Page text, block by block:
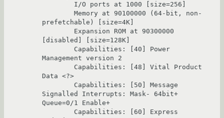
prefetchable) [size=4K]
[disabled] [size=128K]
Management version 2
Data <?>
Signalled Interrupts: Mask- 64bit+
Queue=0/1 Enable+